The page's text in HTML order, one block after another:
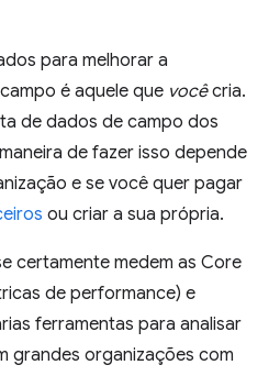
para melhorar a
é aquele que vocêcria.
de dados de campo dos
de fazer isso depende
e se você quer pagar
ou criar a sua própria.
certamente medem as Core
de performance) e
ferramentas para analisar
grandes organizações com